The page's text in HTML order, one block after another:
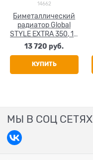
14662
Биметаллический
радиатор Global
STYLE EXTRA 350, 14
секций
13 720 руб.
КУПИТЬ
МЫ В СОЦ СЕТЯХ